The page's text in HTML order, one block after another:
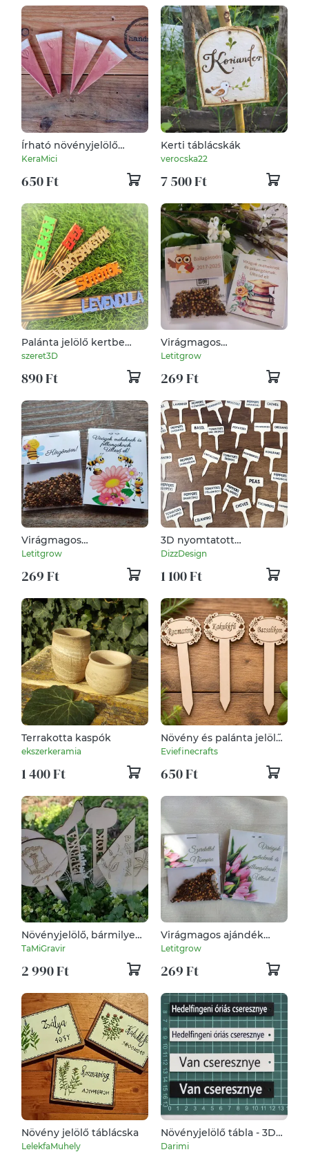
Írható növényjelölő
szívecskés mintával,
KeraMici
650 Ft
Kerti táblácskák
verocska22
7 500 Ft
Palánta jelölő kertbe
vagy erkélyre – faléc
szeret3D
890 Ft
Virágmagos
csomagocska
BALLAGÁSRA
Letitgrow
269 Ft
Virágmagos
csomagocska NŐNAPRA,
kicsiknek
Letitgrow
269 Ft
3D nyomtatott
növényjelölő szettek 4db
egyedi felirattal
DizzDesign
1 100 Ft
Terrakotta kaspók
ekszerkeramia
1 400 Ft
Növény és palánta jelöl˝ő
tábla
Eviefinecrafts
650 Ft
Növényjelölő, bármilyen
növényhez, zöldséghez
TaMiGravir
2 990 Ft
Virágmagos ajándék
NŐNAPRA
Letitgrow
269 Ft
Növény jelölő táblácska
LelekfaMuhely
Növényjelölő tábla - 3D
nyomtatott - Fűszer,
Darimi